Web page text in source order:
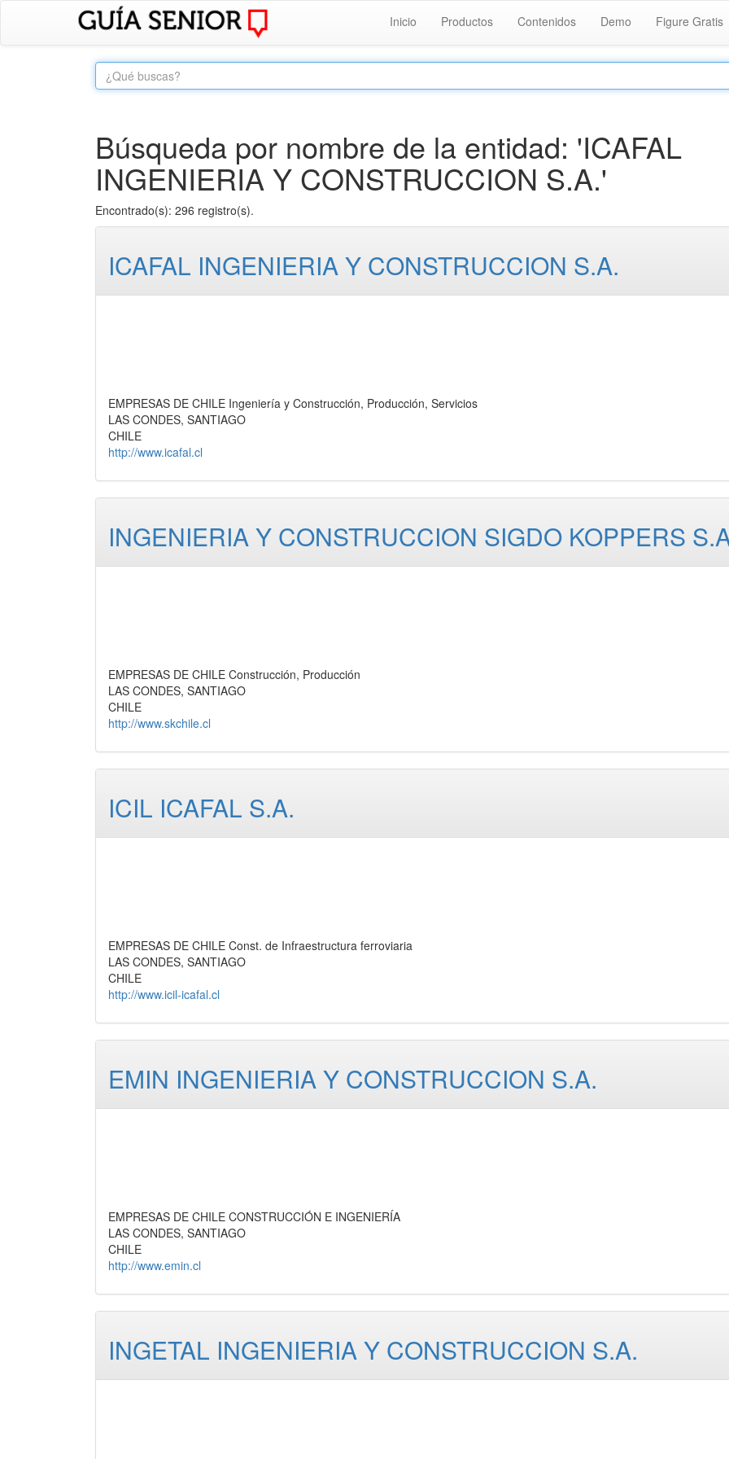
Inicio Productos Contenidos Demo Figure Gratis
Búsqueda por nombre de la entidad: 'ICAFAL
INGENIERIA Y CONSTRUCCION S.A.'
Encontrado(s): 296 registro(s).
ICAFAL INGENIERIA Y CONSTRUCCION S.A.
EMPRESAS DE CHILE Ingeniería y Construcción, Producción, Servicios
LAS CONDES, SANTIAGO
CHILE
http://www.icafal.cl
INGENIERIA Y CONSTRUCCION SIGDO KOPPERS
EMPRESAS DE CHILE Construcción, Producción
LAS CONDES, SANTIAGO
CHILE
http://www.skchile.cl
ICIL ICAFAL S.A.
EMPRESAS DE CHILE Const. de Infraestructura ferroviaria
LAS CONDES, SANTIAGO
CHILE
http://www.icil-icafal.cl
EMIN INGENIERIA Y CONSTRUCCION S.A.
EMPRESAS DE CHILE CONSTRUCCIÓN E INGENIERÍA
LAS CONDES, SANTIAGO
CHILE
http://www.emin.cl
INGETAL INGENIERIA Y CONSTRUCCION S.A.